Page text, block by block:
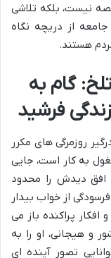
نیست، بلکه تلاشی
از دریچه نگاه
هستند.
گام به
فرشید
روزمرگی های مکرر
به کار است، جایی
افق دیدش را محدود
از خواب بیدار
پراکنده باز می
و هیجانی، او را به
تصور آینده ای